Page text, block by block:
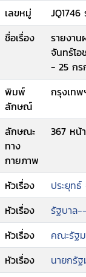
เลขหมู่
JQ1746
ชื่อเรื่อง
รายงา
จันทร์โ
- 25 กร
พิมพ์
ลักษณ์
กรุงเท
ลักษณะ
ทาง
กายภาพ
367 หน้
หัวเรื่อง
ประยุท
หัวเรื่อง
รัฐบาล
หัวเรื่อง
คณะรัฐ
หัวเรื่อง
นายกรั